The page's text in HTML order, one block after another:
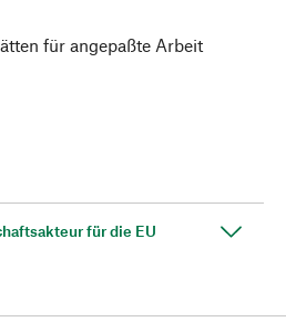
für angepaßte Arbeit
für die EU